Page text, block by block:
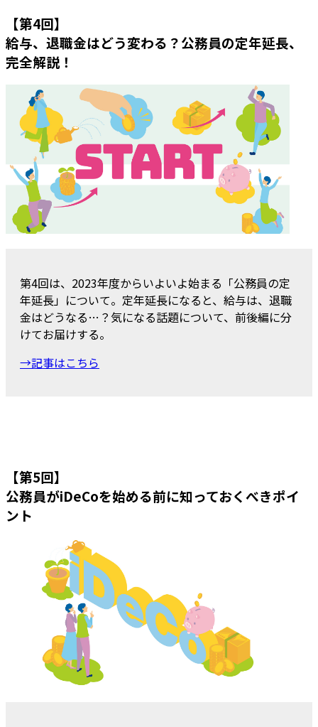
【第4回】
給与、退職金はどう変わる？公務員の定年延長、
完全解説！
第4回は、2023年度からいよいよ始まる「公務員の定
年延長」について。定年延長になると、給与は、退職
金はどうなる…？気になる話題について、前後編に分
けてお届けする。
→記事はこちら
【第5回】
公務員がiDeCoを始める前に知っておくべきポイ
ント